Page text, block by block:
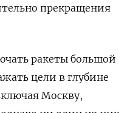
прекращения
ракеты большой
цели в глубине
Москву,